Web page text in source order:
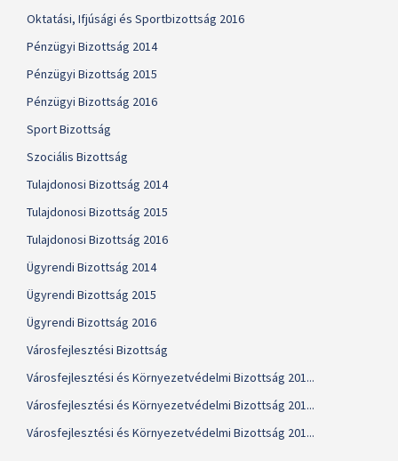
Oktatási, Ifjúsági és Sportbizottság 2016
Pénzügyi Bizottság 2014
Pénzügyi Bizottság 2015
Pénzügyi Bizottság 2016
Sport Bizottság
Szociális Bizottság
Tulajdonosi Bizottság 2014
Tulajdonosi Bizottság 2015
Tulajdonosi Bizottság 2016
Ügyrendi Bizottság 2014
Ügyrendi Bizottság 2015
Ügyrendi Bizottság 2016
Városfejlesztési Bizottság
Városfejlesztési és Környezetvédelmi Bizottság 201...
Városfejlesztési és Környezetvédelmi Bizottság 201...
Városfejlesztési és Környezetvédelmi Bizottság 201...